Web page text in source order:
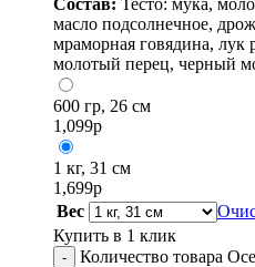
масло подсолнечное,
мраморная говядина, лук
молотый перец, черный
600 гр, 26 см
1,099р
1 кг, 31 см
1,699р
Вес
Купить в 1 клик
-
Количество товара